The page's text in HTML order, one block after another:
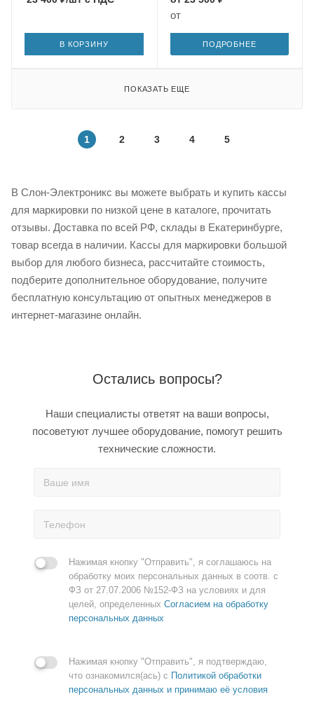
В КОРЗИНУ
от
ПОДРОБНЕЕ
ПОКАЗАТЬ ЕЩЕ
1 2 3 4 5
В Слон-Электроникс вы можете выбрать и купить кассы
для маркировки по низкой цене в каталоге, прочитать
отзывы. Доставка по всей РФ, склады в Екатеринбурге,
товар всегда в наличии. Кассы для маркировки большой
выбор для любого бизнеса, рассчитайте стоимость,
подберите дополнительное оборудование, получите
бесплатную консультацию от опытных менеджеров в
интернет-магазине онлайн.
Остались вопросы?
Наши специалисты ответят на ваши вопросы,
посоветуют лучшее оборудование, помогут решить
технические сложности.
Нажимая кнопку "Отправить", я соглашаюсь на
обработку моих персональных данных в соотв. с
ФЗ от 27.07.2006 №152-ФЗ на условиях и для
целей, определенных Согласием на обработку
персональных данных
Нажимая кнопку "Отправить", я подтверждаю,
что ознакомился(ась) с Политикой обработки
персональных данных и принимаю её условия